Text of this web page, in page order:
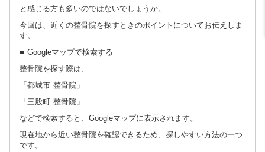
と感じる方も多いのではないでしょうか。
今回は、近くの整骨院を探すときのポイントについてお伝えしま
す。
■ Googleマップで検索する
整骨院を探す際は、
「都城市 整骨院」
「三股町 整骨院」
などで検索すると、Googleマップに表示されます。
現在地から近い整骨院を確認できるため、探しやすい方法の一つ
です。